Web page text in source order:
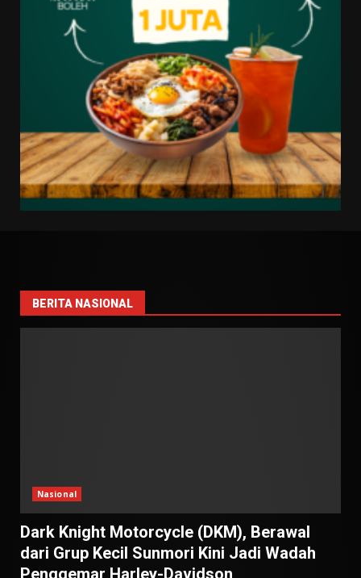
BERITA NASIONAL
Nasional
Dark Knight Motorcycle (DKM), Berawal
dari Grup Kecil Sunmori Kini Jadi Wadah